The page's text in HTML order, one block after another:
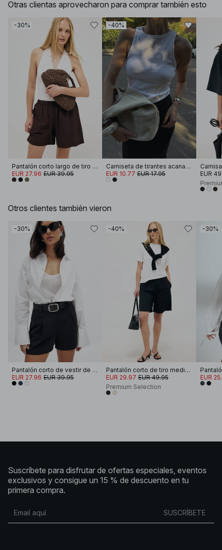
Otras clientas aprovecharon para comprar también esto
-30%
Pantalón corto largo de tiro medio
EUR 27.96 EUR 39.95
-40%
Camiseta de tirantes acanalada
EUR 10.77 EUR 17.95
EUR
Otros clientes también vieron
-30%
Pantalón corto de vestir de cintura alta
EUR 27.96 EUR 39.95
-40%
Pantalón corto de tiro medio de lyocell
EUR 29.97 EUR 49.95
Premium Selection
-30%
EUR
Suscríbete para disfrutar de ofertas especiales, eventos
exclusivos y consigue un 15 % de descuento en tu
primera compra.
SUSCRÍBETE